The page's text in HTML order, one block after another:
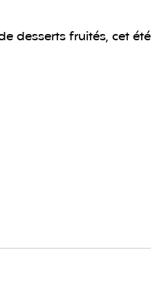
desserts fruités, cet été